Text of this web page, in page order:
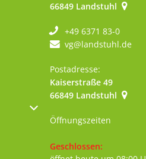
Schließzeiten auszublenden
66849 Landstuhl
+49 6371 83-0
vg@landstuhl.de
Postadresse:
Kaiserstraße 49
66849 Landstuhl
Öffnungszeiten
Klicken, um weitere
Geschlossen: